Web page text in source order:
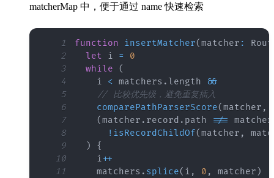
matcherMap 中，便于通过 name 快速检索
1 function insertMatcher(matcher :
2
let i =
0
3
while
(
4
    i
< matchers . length
&&
5
// 比较优先级，避免重复插入
6
comparePathParserScore(matcher ,
7
(matcher . record . path !==
8
! isRecordChildOf(matcher ,
9
)
{
10
    i
++
11
    matchers
. splice( i , 0 , matcher )